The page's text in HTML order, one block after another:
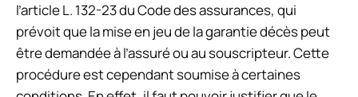
l’article L. 132-23 du Code des assurances, qui
prévoit que la mise en jeu de la garantie décès peut
être demandée à l’assuré ou au souscripteur. Cette
procédure est cependant soumise à certaines